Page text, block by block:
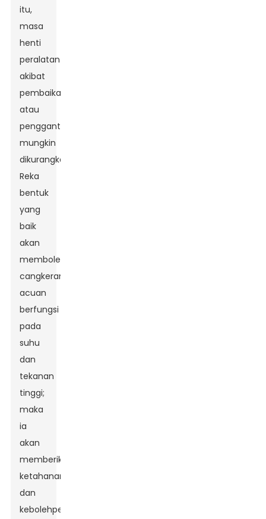
itu,
masa
henti
peralatan
akibat
pembaikan
atau
penggantian
mungkin
dikurangkan.
Reka
bentuk
yang
baik
akan
membolehkan
cangkerang
acuan
berfungsi
pada
suhu
dan
tekanan
tinggi;
maka
ia
akan
memberikan
ketahanan
dan
kebolehpercayaan